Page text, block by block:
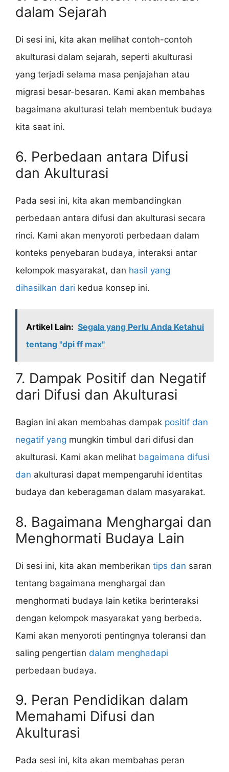
dalam Sejarah
Di sesi ini, kita akan melihat contoh-contoh
akulturasi dalam sejarah, seperti akulturasi
yang terjadi selama masa penjajahan atau
migrasi besar-besaran. Kami akan membahas
bagaimana akulturasi telah membentuk budaya
kita saat ini.
6. Perbedaan antara Difusi
dan Akulturasi
Pada sesi ini, kita akan membandingkan
perbedaan antara difusi dan akulturasi secara
rinci. Kami akan menyoroti perbedaan dalam
konteks penyebaran budaya, interaksi antar
kelompok masyarakat, dan hasil yang
dihasilkan dari kedua konsep ini.
Artikel Lain: Segala yang Perlu Anda Ketahui
tentang "dpi ff max"
7. Dampak Positif dan Negatif
dari Difusi dan Akulturasi
Bagian ini akan membahas dampak positif dan
negatif yang mungkin timbul dari difusi dan
akulturasi. Kami akan melihat bagaimana difusi
dan akulturasi dapat mempengaruhi identitas
budaya dan keberagaman dalam masyarakat.
8. Bagaimana Menghargai dan
Menghormati Budaya Lain
Di sesi ini, kita akan memberikan tips dan saran
tentang bagaimana menghargai dan
menghormati budaya lain ketika berinteraksi
dengan kelompok masyarakat yang berbeda.
Kami akan menyoroti pentingnya toleransi dan
saling pengertian dalam menghadapi
perbedaan budaya.
9. Peran Pendidikan dalam
Memahami Difusi dan
Akulturasi
Pada sesi ini, kita akan membahas peran